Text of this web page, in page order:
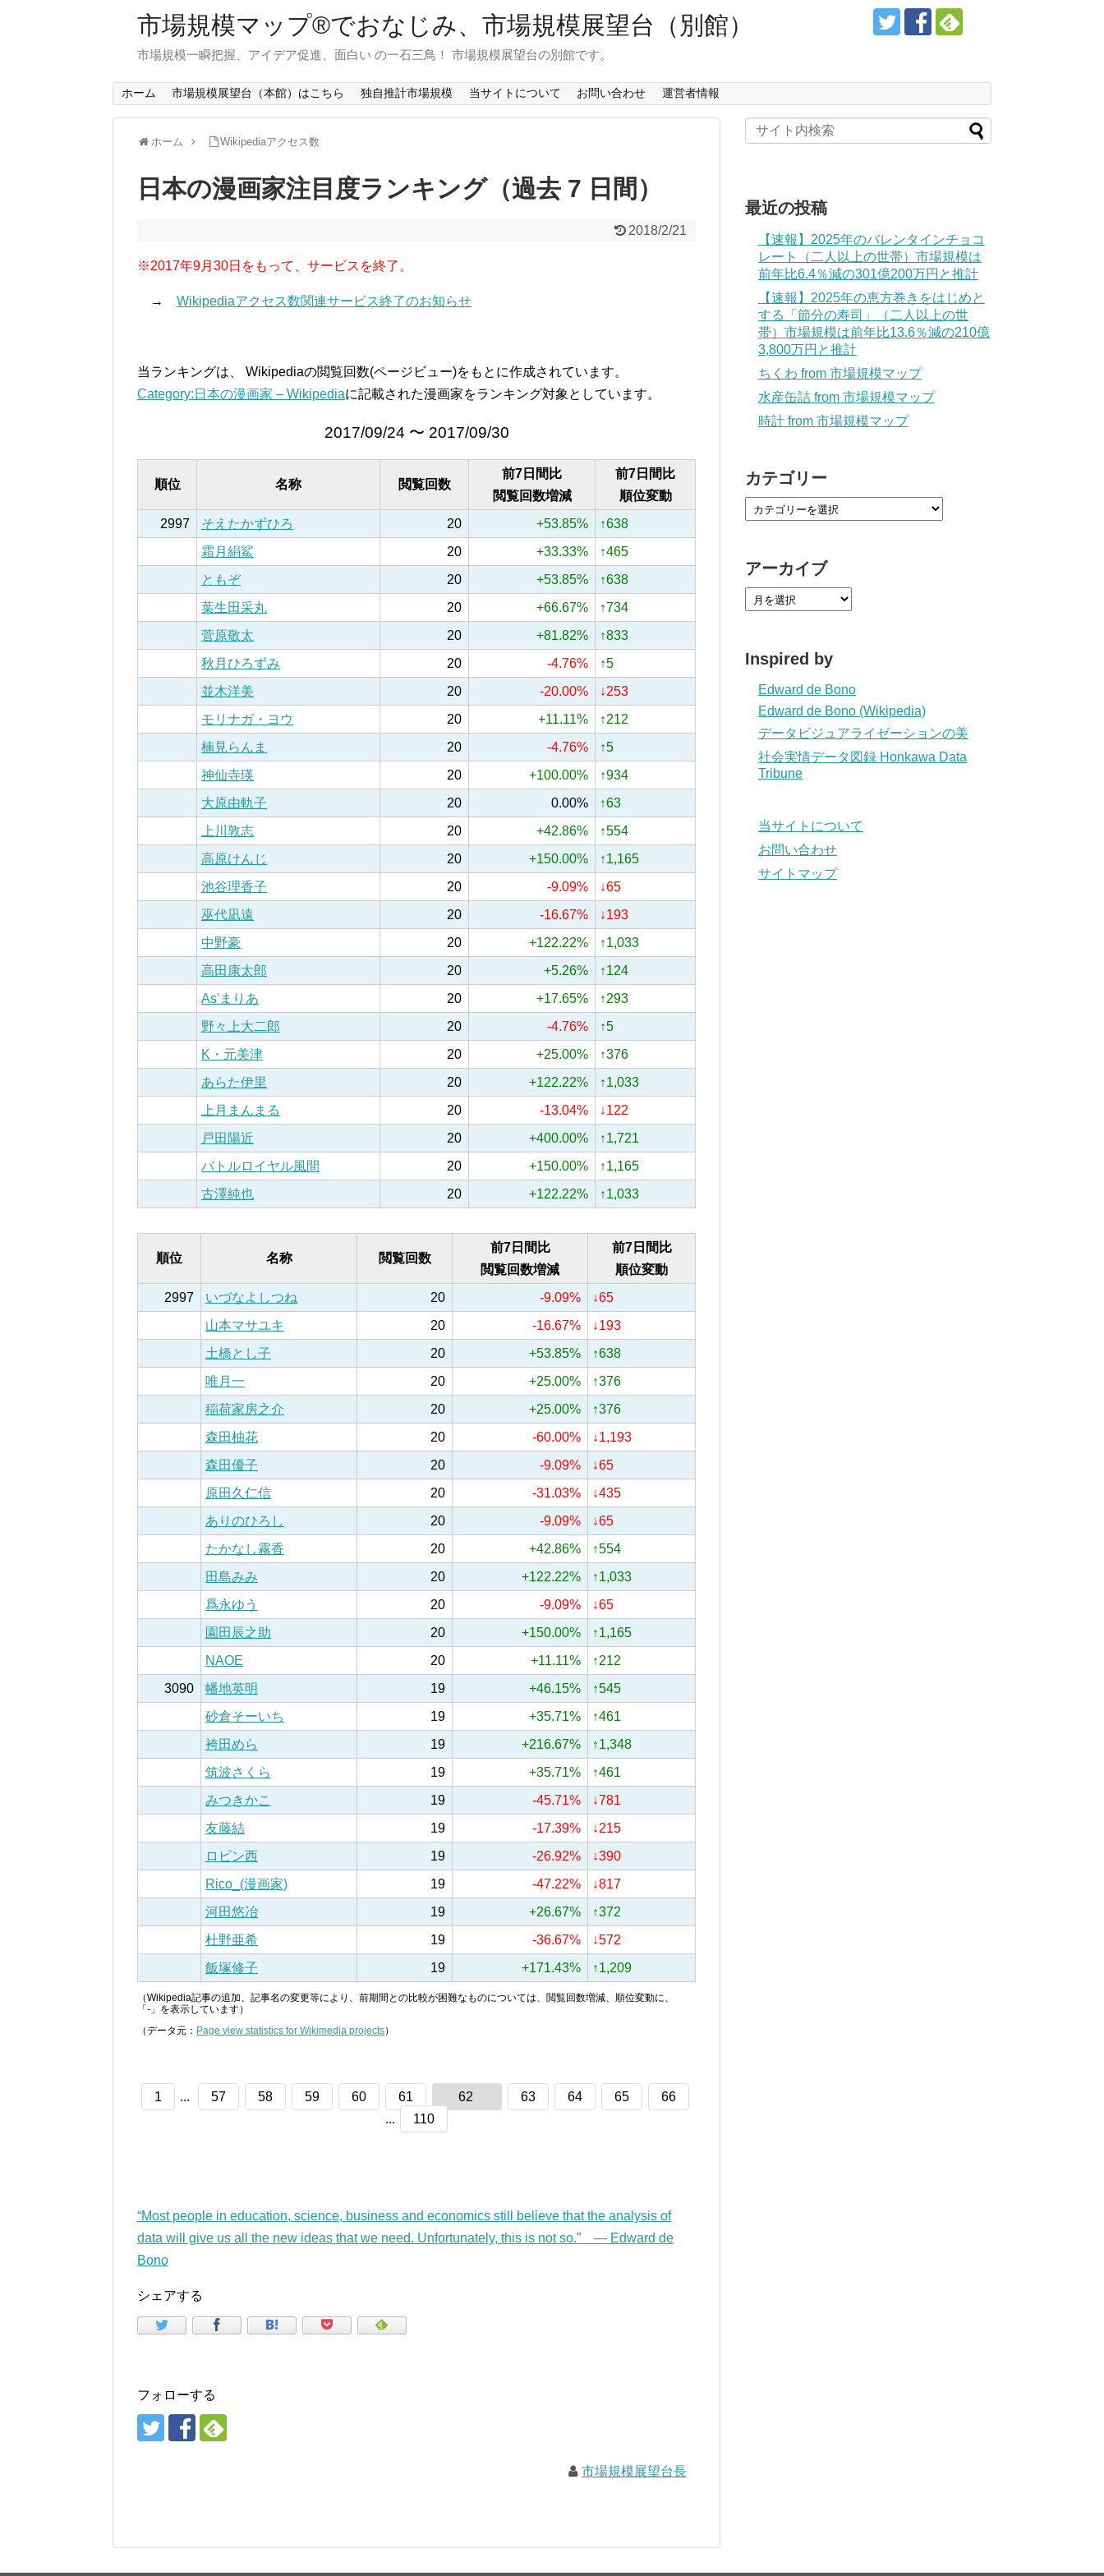
市場規模マップ®でおなじみ、市場規模展望台（別館）
市場規模一瞬把握、アイデア促進、面白い の一石三鳥！ 市場規模展望台の別館です。
ホーム 市場規模展望台（本館）はこちら 独自推計市場規模 当サイトについて お問い合わせ 運営者情報
ホーム Wikipediaアクセス数
日本の漫画家注目度ランキング（過去 7 日間）
2018/2/21
※2017年9月30日をもって、サービスを終了。
→ Wikipediaアクセス数関連サービス終了のお知らせ
当ランキングは、 Wikipediaの閲覧回数(ページビュー)をもとに作成されています。
Category:日本の漫画家 – Wikipediaに記載された漫画家をランキング対象としています。
2017/09/24 〜 2017/09/30
順位 名称 閲覧回数
前7日間比
閲覧回数増減
前7日間比
順位変動
2997
そえたかずひろ 20 +53.85%
↑638
霜月絹鯊
20 +33.33%
↑465
ともぞ
20 +53.85%
↑638
葉生田采丸
20 +66.67%
↑734
菅原敬太
20 +81.82%
↑833
秋月ひろずみ
20 -4.76%
↑5
並木洋美
20 -20.00%
↓253
モリナガ・ヨウ
20 +11.11%
↑212
楠見らんま
20 -4.76%
↑5
神仙寺瑛
20 +100.00%
↑934
大原由軌子
20 0.00%
↑63
上川敦志
20 +42.86%
↑554
高原けんじ
20 +150.00%
↑1,165
池谷理香子
20 -9.09%
↓65
巫代凪遠
20 -16.67%
↓193
中野豪
20 +122.22%
↑1,033
高田康太郎
20 +5.26%
↑124
As'まりあ
20 +17.65%
↑293
野々上大二郎
20 -4.76%
↑5
K・元美津
20 +25.00%
↑376
あらた伊里
20 +122.22%
↑1,033
上月まんまる
20 -13.04%
↓122
戸田陽近
20 +400.00%
↑1,721
バトルロイヤル風間
20 +150.00%
↑1,165
古澤純也
20 +122.22% ↑1,033
順位 名称 閲覧回数
前7日間比
閲覧回数増減
前7日間比
順位変動
2997
いづなよしつね 20 -9.09%
↓65
山本マサユキ
20 -16.67%
↓193
土橋とし子
20 +53.85%
↑638
唯月一
20 +25.00%
↑376
稲荷家房之介
20 +25.00%
↑376
森田柚花
20 -60.00%
↓1,193
森田優子
20 -9.09%
↓65
原田久仁信
20 -31.03%
↓435
ありのひろし
20 -9.09%
↓65
たかなし霧香
20 +42.86%
↑554
田島みみ
20 +122.22%
↑1,033
爲永ゆう
20 -9.09%
↓65
園田辰之助
20 +150.00%
↑1,165
NAOE
20 +11.11%
↑212
3090
幡地英明 19 +46.15%
↑545
砂倉そーいち
19 +35.71%
↑461
袴田めら
19 +216.67%
↑1,348
筑波さくら
19 +35.71%
↑461
みつきかこ
19 -45.71%
↓781
友藤結
19 -17.39%
↓215
ロビン西
19 -26.92%
↓390
Rico_(漫画家)
19 -47.22%
↓817
河田悠冶
19 +26.67%
↑372
杜野亜希
19 -36.67%
↓572
飯塚修子
19 +171.43% ↑1,209
（Wikipedia記事の追加、記事名の変更等により、前期間との比較が困難なものについては、閲覧回数増減、順位変動に、
「-」を表示しています）
（データ元： Page view statistics for Wikimedia projects）
1 ... 57 58 59 60 61 62 63 64 65
66
...
110
“Most people in education, science, business and economics still believe that the analysis of
data will give us all the new ideas that we need. Unfortunately, this is not so.” — Edward de
Bono
シェアする
フォローする
市場規模展望台長
最近の投稿
【速報】2025年のバレンタインチョコ
レート（二人以上の世帯）市場規模は
前年比6.4％減の301億200万円と推計
【速報】2025年の恵方巻きをはじめと
する「節分の寿司」（二人以上の世
帯）市場規模は前年比13.6％減の210億
3,800万円と推計
ちくわ from 市場規模マップ
水産缶詰 from 市場規模マップ
時計 from 市場規模マップ
カテゴリー
アーカイブ
Inspired by
Edward de Bono
Edward de Bono (Wikipedia)
データビジュアライゼーションの美
社会実情データ図録 Honkawa Data
Tribune
当サイトについて
お問い合わせ
サイトマップ